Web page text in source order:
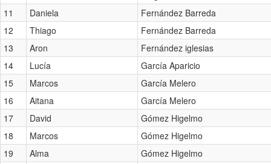
11
Daniela
Fernández Barreda
12
Thiago
Fernández Barreda
13
Aron
Fernández iglesias
14
Lucía
García Aparicio
15
Marcos
García Melero
16
Aitana
García Melero
17
David
Gómez Higelmo
18
Marcos
Gómez Higelmo
19
Alma
Gómez Higelmo